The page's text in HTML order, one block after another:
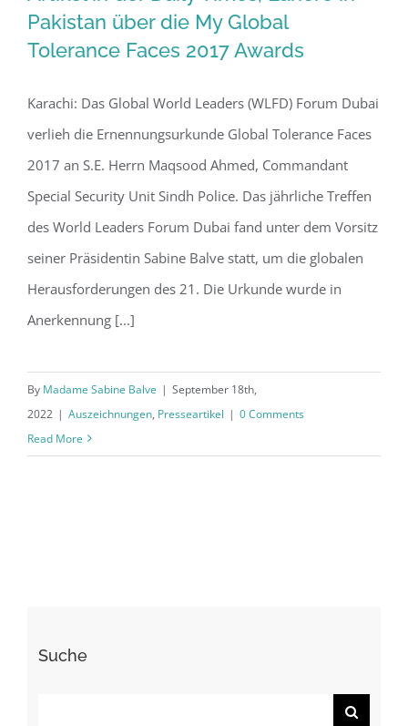
Artikel in der Daily Times, Lahore in
Pakistan über die My Global Tolerance
Faces 2017 Awards
Pakistan über die My Global
Tolerance Faces 2017 Awards
Karachi: Das Global World Leaders (WLFD) Forum Dubai
verlieh die Ernennungsurkunde Global Tolerance Faces
2017 an S.E. Herrn Maqsood Ahmed, Commandant
Special Security Unit Sindh Police. Das jährliche Treffen
des World Leaders Forum Dubai fand unter dem Vorsitz
seiner Präsidentin Sabine Balve statt, um die globalen
Herausforderungen des 21. Die Urkunde wurde in
Anerkennung [...]
By Madame Sabine Balve | September 18th,
2022 | Auszeichnungen, Presseartikel | 0 Comments
Read More
Suche